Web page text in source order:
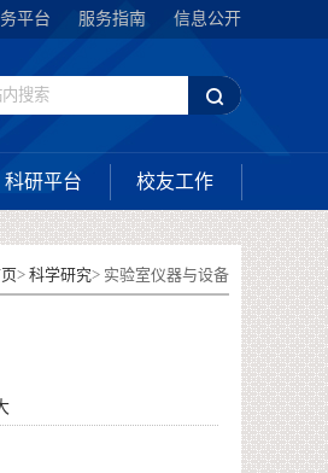
平台 服务指南 信息公开
科研平台 校友工作
> 科学研究> 实验室仪器与设备